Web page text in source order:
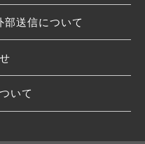
部送信について
いて